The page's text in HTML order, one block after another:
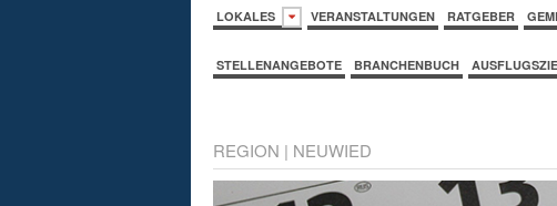
LOKALES VERANSTALTUNGEN RATGEBER
STELLENANGEBOTE BRANCHENBUCH
REGION | NEUWIED